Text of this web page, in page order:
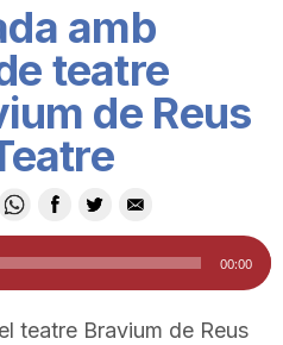
amb
teatre
de Reus
00:00
teatre Bravium de Reus